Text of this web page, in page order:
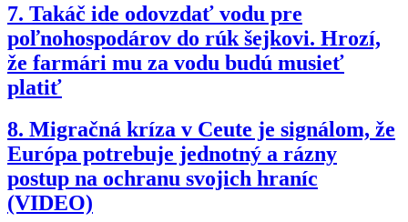
7. Takáč ide odovzdať vodu pre
poľnohospodárov do rúk šejkovi. Hrozí,
že farmári mu za vodu budú musieť
platiť
8. Migračná kríza v Ceute je signálom, že
Európa potrebuje jednotný a rázny
postup na ochranu svojich hraníc
(VIDEO)